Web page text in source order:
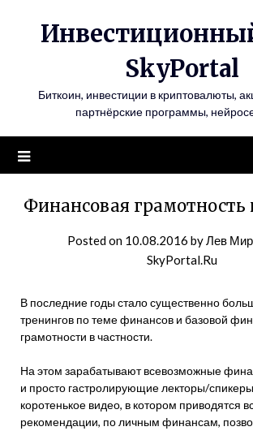
SkyPortal
Биткоин, инвестиции в криптовалюты,
партнёрские программы,
Финансовая грамотность
Posted on 10.08.2016 byЛев
SkyPortal.Ru
В последние годы стало существенно
тренингов по теме финансов и базовой
грамотности в частности.
На этом зарабатывают всевозможные
и просто гастролирующие лекторы/
коротенькое видео, в котором приводятся
рекомендации, по личным финансам,